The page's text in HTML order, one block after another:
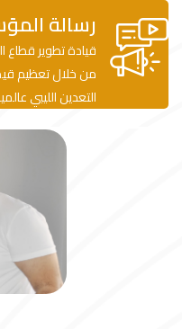
رسالة
قيادة تطوير قطاع
من خلال تعظيم
التعدين الليبي